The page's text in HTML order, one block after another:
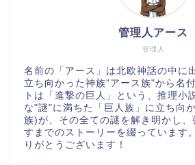
管理人
管理人アース
名前の「アース」は北欧神話の中に
立ち向かった神族"アース族"から名
トは「進撃の巨人」という、推理小
な"謎"に満ちた「巨人族」に立ち向
族)が、その全ての謎を解き明かし、
すまでのストーリーを綴っています
りがとうございます！